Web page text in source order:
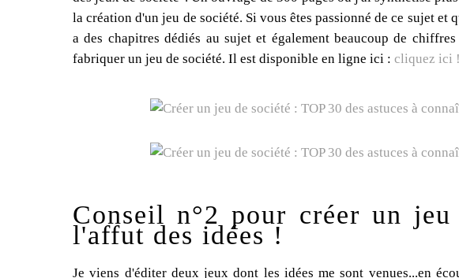
la création d'un jeu de société. Si vous êtes passionné de ce sujet
a des chapitres dédiés au sujet et également beaucoup de
fabriquer un jeu de société. Il est disponible en ligne ici : cliquez ici !
Conseil n°2 pour créer un
l'affut des idées !
Je viens d'éditer deux jeux dont les idées me sont venues...en